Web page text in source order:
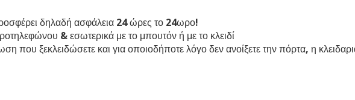
δηλαδή ασφάλεια 24 ώρες το 24ωρο!
& εσωτερικά με το μπουτόν ή με το κλειδί
που ξεκλειδώσετε και για οποιοδήποτε λόγο δεν ανοίξετε την πόρτα, η